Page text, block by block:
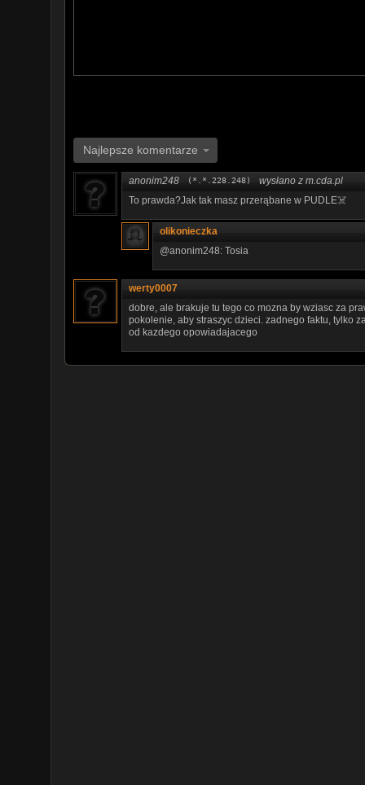
Najlepsze komentarze
anonim248 (*.*.228.248) wysłano z m.cda.pl
To prawda?Jak tak masz przerąbane w PUDLE☠️
olikonieczka
@anonim248: Tosia
werty0007
dobre, ale brakuje tu tego co mozna by wziasc za
pokolenie, aby straszyc dzieci. zadnego faktu, tylko
od kazdego opowiadajacego